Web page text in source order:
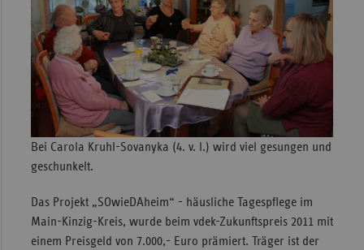
Bei Carola Kruhl-Sovanyka (4. v. l.) wird viel gesungen und
geschunkelt.
Das Projekt „SOwieDAheim“ - häusliche Tagespflege im
Main-Kinzig-Kreis, wurde beim vdek-Zukunftspreis 2011 mit
einem Preisgeld von 7.000,- Euro prämiert. Träger ist der